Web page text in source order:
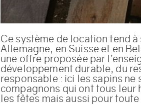
Ce système de location tend
Allemagne, en Suisse et en
une offre proposée par
développement durable, du
responsable : ici les sapins
compagnons qui ont tous leur
les fêtes mais aussi pour